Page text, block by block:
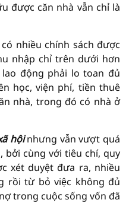
được căn nhà vẫn chỉ là
nhiều chính sách được
nhập chỉ trên dưới hơn
động phải lo toan đủ
học, viện phí, tiền thuê
nhà, trong đó có nhà ở
hộinhưng vẫn vượt quá
bởi cùng với tiêu chí, quy
xét duyệt đưa ra, nhiều
rồi từ bỏ việc không đủ
trong cuộc sống vốn đã